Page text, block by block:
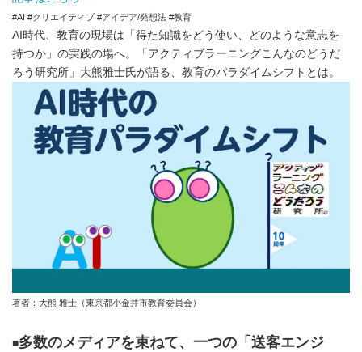
#AI #クリエイティブ #アイデア/発想法 #教育
AI時代、教育の現場は「得た知識をどう使い、どのような意志を
持つか」の実践の場へ。「アクティブラーニングこんなのどうだ
ろう研究所」大熊雅士氏が語る、教育のパラダイムシフトとは。
著者：大熊 雅士（東京都小金井市教育委員会）
■多数のメディアを束ねて、一つの「送客エンジ